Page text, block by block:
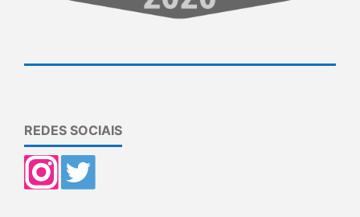
REDES SOCIAIS